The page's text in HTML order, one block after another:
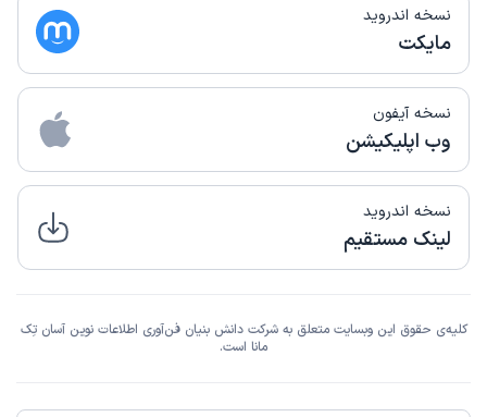
نسخه اندروید
مایکت
نسخه آیفون
وب اپلیکیشن
نسخه اندروید
لینک مستقیم
کلیه‌ی حقوق این وبسایت متعلق به شرکت دانش بنیان فن‌آوری اطلاعات نوین آسان تِک
مانا است.